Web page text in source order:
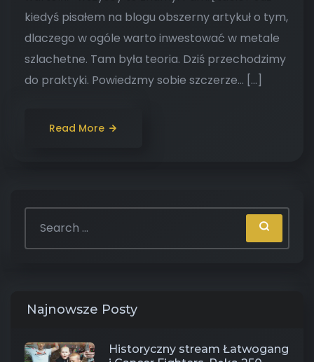
kiedyś pisałem na blogu obszerny artykuł o tym,
dlaczego w ogóle warto inwestować w metale
szlachetne. Tam była teoria. Dziś przechodzimy
do praktyki. Powiedzmy sobie szczerze… […]
Read More
Najnowsze Posty
Historyczny stream Łatwogang